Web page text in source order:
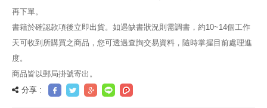
再下單。
書籍於確認款項後立即出貨。如遇缺書狀況則需調書，約10~14個工作
天可收到所購買之商品，您可透過查詢交易資料，隨時掌握目前處理進
度。
商品皆以郵局掛號寄出。
分享 :